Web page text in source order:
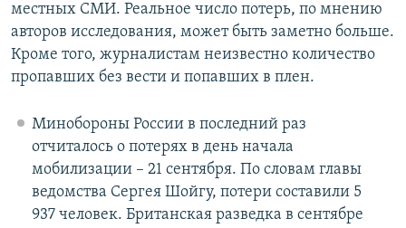
местных СМИ. Реальное число потерь, по мнению
авторов исследования, может быть заметно больше.
Кроме того, журналистам неизвестно количество
пропавших без вести и попавших в плен.
Минобороны России в последний раз
отчиталось о потерях в день начала
мобилизации – 21 сентября. По словам главы
ведомства Сергея Шойгу, потери составили 5
937 человек. Британская разведка в сентябре